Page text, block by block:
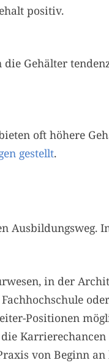
positiv.
Gehälter
oft höhere
gestellt.
Ausbildungsweg.
in der
Positionen
von Beginn